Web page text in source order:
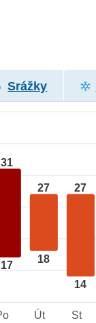
Srážky
31
17
27
18
27
14
Út St